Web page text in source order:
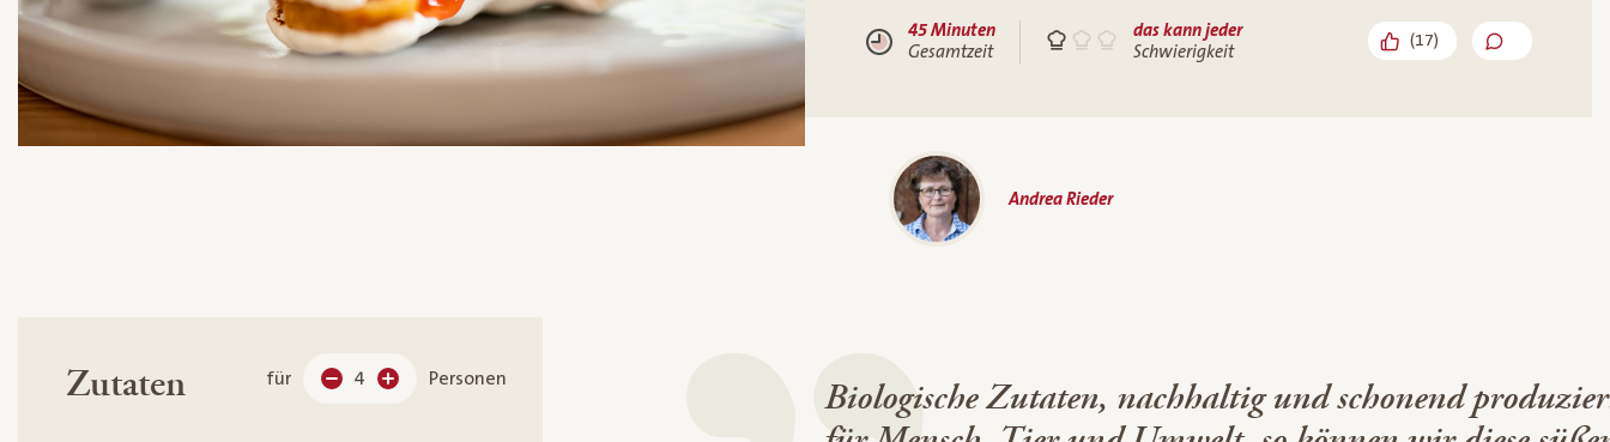
45 Minuten
Gesamtzeit
das kann jeder
Schwierigkeit
(17)
Andrea Rieder
Zutaten für 4 Personen
Biologische Zutaten, nachhaltig und schonend